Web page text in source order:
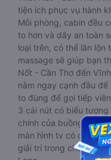
tiện ích phục vụ hành
Mỗi phòng, cabin đều
to hơn và dây an toàn
loại trên, có thể lăn lộn
massage sẽ giúp bạn
Nốt - Cần Thơ đến
nằm ngay cạnh đầu
to đùng để gọi tiếp
3 cái nút có biểu
chính của buồng nằm
màn hình tv có đầy đủ
giải trí trong chuyến đi